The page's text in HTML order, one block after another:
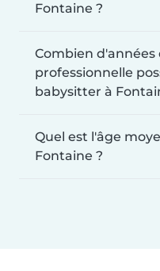
Fontaine ?
Combien d'années
professionnelle
babysitter à
Quel est l'âge
Fontaine ?